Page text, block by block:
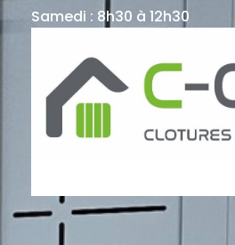
Samedi : 8h30 à 12h30